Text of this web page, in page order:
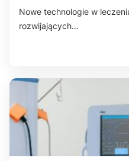
Nowe technologie w
rozwijających…